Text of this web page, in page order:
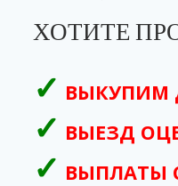
ХОТИТЕ
ВЫКУПИМ
ВЫЕЗД
ВЫПЛАТЫ